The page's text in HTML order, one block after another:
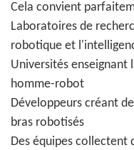
Cela convient
Laboratoires de
robotique et
Universités
homme-robot
Développeurs créant
bras robotisés
Des équipes collectent